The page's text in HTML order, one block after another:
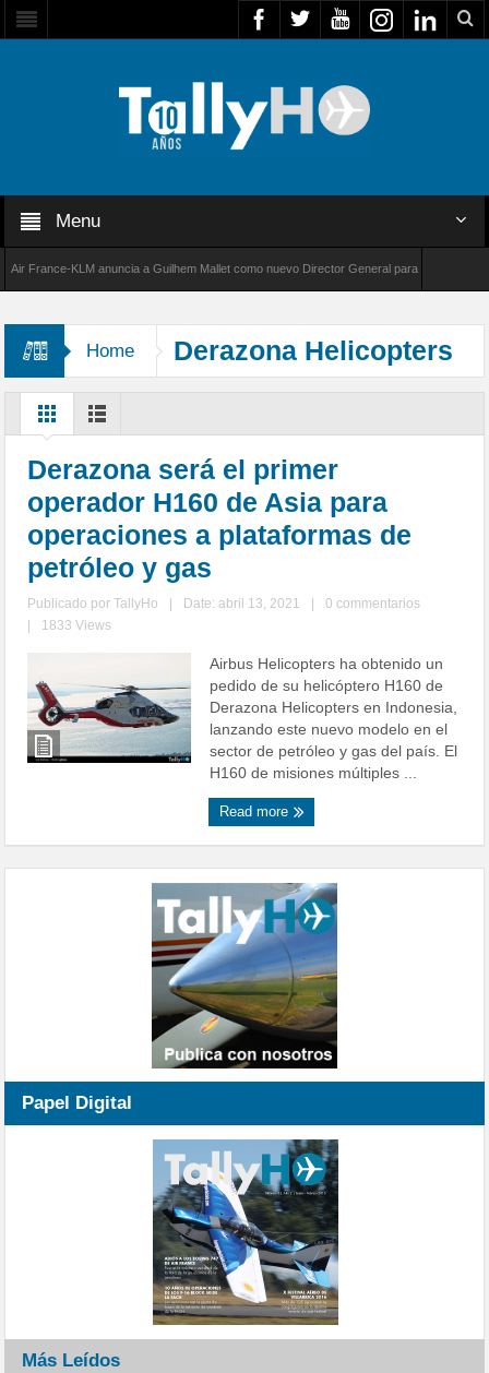
Menu
KLM anuncia a Guilhem Mallet como nuevo Director General para América Latina
Home Derazona Helicopters
Derazona será el primer
operador H160 de Asia para
operaciones a plataformas de
petróleo y gas
Publicado porTallyHo Date: abril 13, 2021
0 commentarios
1833 Views
Airbus Helicopters ha obtenido un
pedido de su helicóptero H160 de
Derazona Helicopters en Indonesia,
lanzando este nuevo modelo en el
sector de petróleo y gas del país. El
H160 de misiones múltiples ...
Read more
Papel Digital
Más Leídos